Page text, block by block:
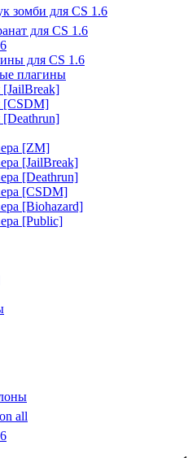
зомби для CS 1.6
для CS 1.6
для CS 1.6
плагины
[CSDM]
[ZM]
[JailBreak]
[Deathrun]
[CSDM]
[Biohazard]
[Public]
all